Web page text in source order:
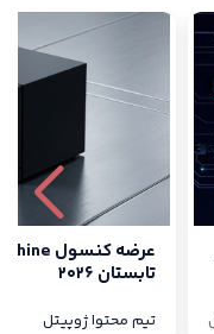
تابستان ۲۰۲۶
تیم محتوا ژوپیتل